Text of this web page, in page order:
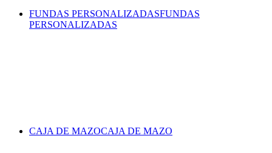
FUNDAS PERSONALIZADASFUNDAS
PERSONALIZADAS
CAJA DE MAZOCAJA DE MAZO